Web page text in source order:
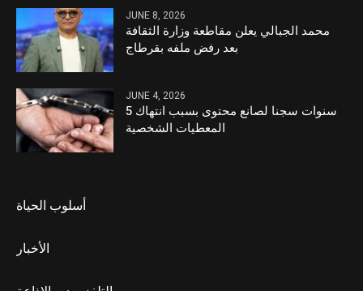
JUNE 8, 2026
محمد الجبالي يعلن مقاطعة وزارة الثقافة
بعد رفض ملفه بقرطاج
JUNE 4, 2026
5 سنوات سجنا لصانع محتوى بسبب انتهاك
المعطيات الشخصية
أسلوب الحياة
الأخبار